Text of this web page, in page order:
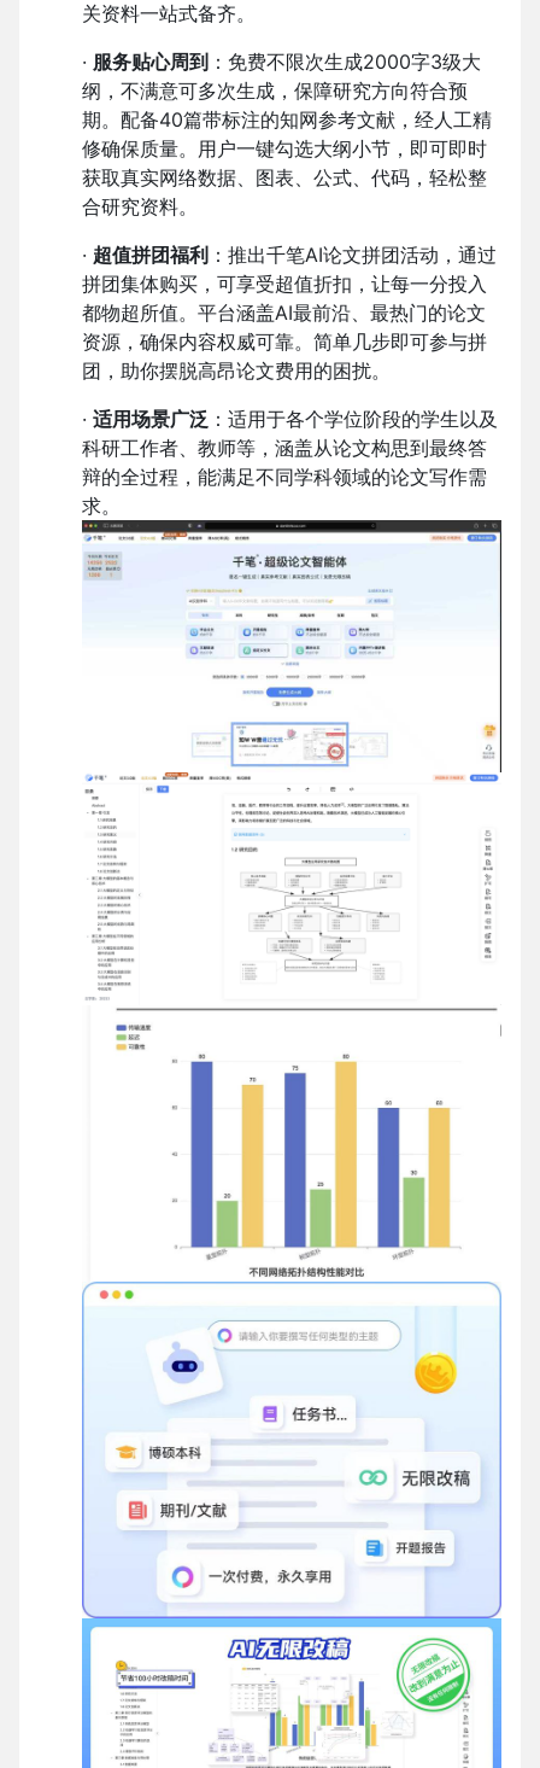
关资料一站式备齐。
· 服务贴心周到 ：免费不限次生成2000字3级大
纲，不满意可多次生成，保障研究方向符合预
期。配备40篇带标注的知网参考文献，经人工精
修确保质量。用户一键勾选大纲小节，即可即时
获取真实网络数据、图表、公式、代码，轻松整
合研究资料。
· 超值拼团福利 ：推出千笔AI论文拼团活动，通过
拼团集体购买，可享受超值折扣，让每一分投入
都物超所值。平台涵盖AI最前沿、最热门的论文
资源，确保内容权威可靠。简单几步即可参与拼
团，助你摆脱高昂论文费用的困扰。
· 适用场景广泛 ：适用于各个学位阶段的学生以及
科研工作者、教师等，涵盖从论文构思到最终答
辩的全过程，能满足不同学科领域的论文写作需
求。